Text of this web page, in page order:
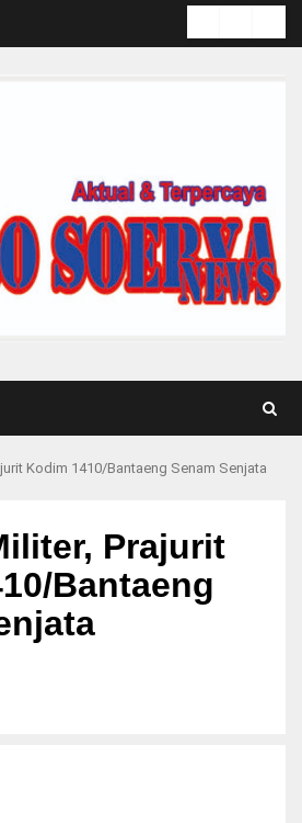
Media
Kodim 1410/Bantaeng Senam Senjata
Prajurit
Bantaeng